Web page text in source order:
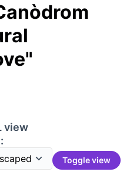
view
Toggle view